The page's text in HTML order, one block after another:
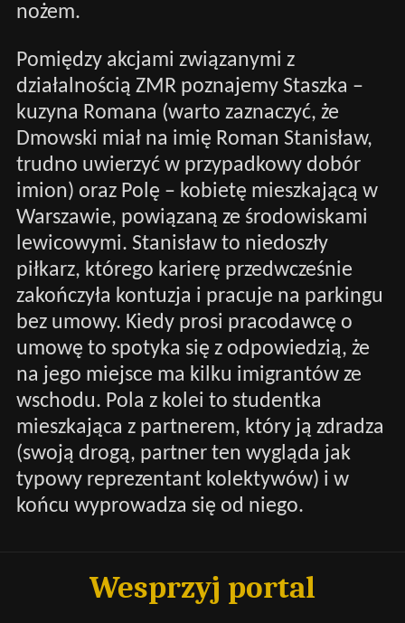
nożem.
Pomiędzy akcjami związanymi z
działalnością ZMR poznajemy Staszka –
kuzyna Romana (warto zaznaczyć, że
Dmowski miał na imię Roman Stanisław,
trudno uwierzyć w przypadkowy dobór
imion) oraz Polę – kobietę mieszkającą w
Warszawie, powiązaną ze środowiskami
lewicowymi. Stanisław to niedoszły
piłkarz, którego karierę przedwcześnie
zakończyła kontuzja i pracuje na parkingu
bez umowy. Kiedy prosi pracodawcę o
umowę to spotyka się z odpowiedzią, że
na jego miejsce ma kilku imigrantów ze
wschodu. Pola z kolei to studentka
mieszkająca z partnerem, który ją zdradza
(swoją drogą, partner ten wygląda jak
typowy reprezentant kolektywów) i w
końcu wyprowadza się od niego.
Wesprzyj portal